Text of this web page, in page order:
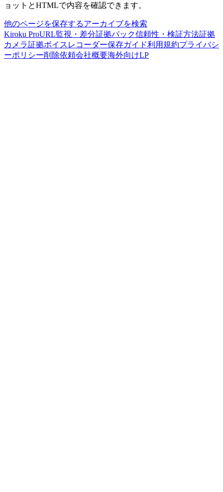
ョットとHTMLで内容を確認できます。
他のページを保存するアーカイブを検索
Kiroku ProURL監視・差分証拠パック信頼性・検証方法証拠
カメラ証拠ボイスレコーダー保存ガイド利用規約プライバシ
ーポリシー削除依頼会社概要海外向けLP